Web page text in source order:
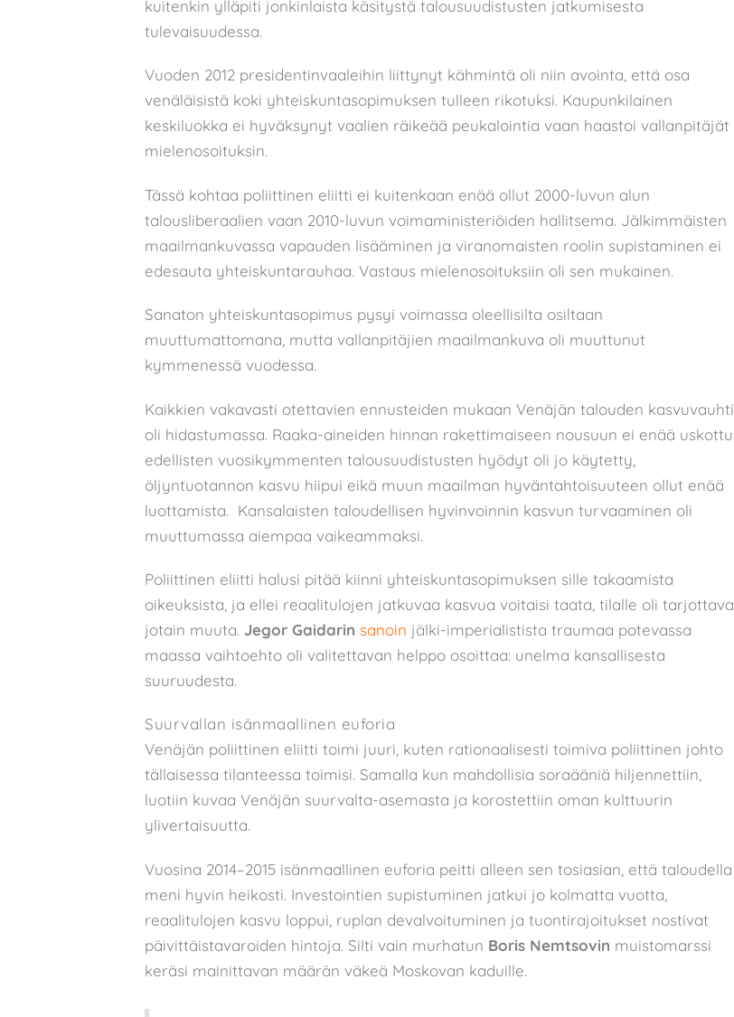
kuitenkin ylläpiti jonkinlaista käsitystä talousuudistusten jatkumisesta
tulevaisuudessa.
Vuoden 2012 presidentinvaaleihin liittynyt kähmintä oli niin avointa, että osa
venäläisistä koki yhteiskuntasopimuksen tulleen rikotuksi. Kaupunkilainen
keskiluokka ei hyväksynyt vaalien räikeää peukalointia vaan haastoi vallanpitäjät
mielenosoituksin.
Tässä kohtaa poliittinen eliitti ei kuitenkaan enää ollut 2000-luvun alun
talousliberaalien vaan 2010-luvun voimaministeriöiden hallitsema. Jälkimmäisten
maailmankuvassa vapauden lisääminen ja viranomaisten roolin supistaminen ei
edesauta yhteiskuntarauhaa. Vastaus mielenosoituksiin oli sen mukainen.
Sanaton yhteiskuntasopimus pysyi voimassa oleellisilta osiltaan
muuttumattomana, mutta vallanpitäjien maailmankuva oli muuttunut
kymmenessä vuodessa.
Kaikkien vakavasti otettavien ennusteiden mukaan Venäjän talouden kasvuvauhti
oli hidastumassa. Raaka-aineiden hinnan rakettimaiseen nousuun ei enää uskottu,
edellisten vuosikymmenten talousuudistusten hyödyt oli jo käytetty,
öljyntuotannon kasvu hiipui eikä muun maailman hyväntahtoisuuteen ollut enää
luottamista. Kansalaisten taloudellisen hyvinvoinnin kasvun turvaaminen oli
muuttumassa aiempaa vaikeammaksi.
Poliittinen eliitti halusi pitää kiinni yhteiskuntasopimuksen sille takaamista
oikeuksista, ja ellei reaalitulojen jatkuvaa kasvua voitaisi taata, tilalle oli tarjottava
jotain muuta. Jegor Gaidarin sanoin jälki-imperialistista traumaa potevassa
maassa vaihtoehto oli valitettavan helppo osoittaa: unelma kansallisesta
suuruudesta.
Suurvallan isänmaallinen euforia
Venäjän poliittinen eliitti toimi juuri, kuten rationaalisesti toimiva poliittinen johto
tällaisessa tilanteessa toimisi. Samalla kun mahdollisia soraääniä hiljennettiin,
luotiin kuvaa Venäjän suurvalta-asemasta ja korostettiin oman kulttuurin
ylivertaisuutta.
Vuosina 2014–2015 isänmaallinen euforia peitti alleen sen tosiasian, että taloudella
meni hyvin heikosti. Investointien supistuminen jatkui jo kolmatta vuotta,
reaalitulojen kasvu loppui, ruplan devalvoituminen ja tuontirajoitukset nostivat
päivittäistavaroiden hintoja. Silti vain murhatun Boris Nemtsovin muistomarssi
keräsi mainittavan määrän väkeä Moskovan kaduille.